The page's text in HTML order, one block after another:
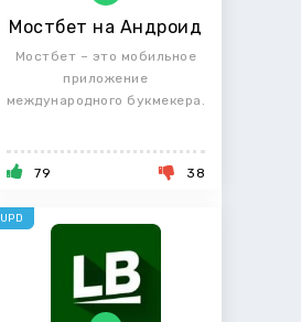
Мостбет на Андроид
Мостбет – это мобильное
приложение
международного букмекера.
79 38
UPD